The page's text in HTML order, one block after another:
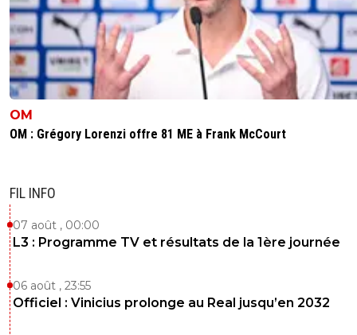
OM
OM : Grégory Lorenzi offre 81 ME à Frank McCourt
FIL INFO
07 août , 00:00
L3 : Programme TV et résultats de la 1ère journée
06 août , 23:55
Officiel : Vinicius prolonge au Real jusqu’en 2032